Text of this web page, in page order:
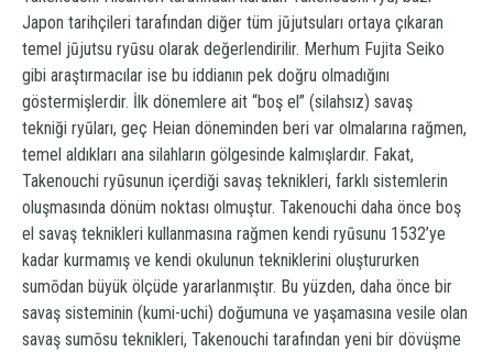
Japon tarihçileri tarafından diğer tüm jūjutsu ları ortaya çıkaran
temel jūjutsu ryūsu olarak değerlendirilir. Merhum Fujita Seiko
gibi araştırmacılar ise bu iddianın pek doğru olmadığını
göstermişlerdir. İlk dönemlere ait “boş el” (silahsız) savaş
tekniği ryū ları, geç Heian döneminden beri var olmalarına rağmen,
temel aldıkları ana silahların gölgesinde kalmışlardır. Fakat,
Takenouchi ryūsunun içerdiği savaş teknikleri, farklı sistemlerin
oluşmasında dönüm noktası olmuştur. Takenouchi daha önce boş
el savaş teknikleri kullanmasına rağmen kendi ryūsunu 1532’ye
kadar kurmamış ve kendi okulunun tekniklerini oluştururken
sumōdan büyük ölçüde yararlanmıştır. Bu yüzden, daha önce bir
savaş sisteminin (kumi-uchi) doğumuna ve yaşamasına vesile olan
savaş sumōsu teknikleri, Takenouchi tarafından yeni bir dövüşme